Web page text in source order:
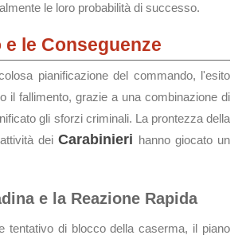
le loro probabilità di successo.
le Conseguenze
pianificazione del commando, l'esito
il fallimento, grazie a una combinazione di
gli sforzi criminali. La prontezza della
deiCarabinieri hanno giocato un
e la Reazione Rapida
tentativo di blocco della caserma, il piano